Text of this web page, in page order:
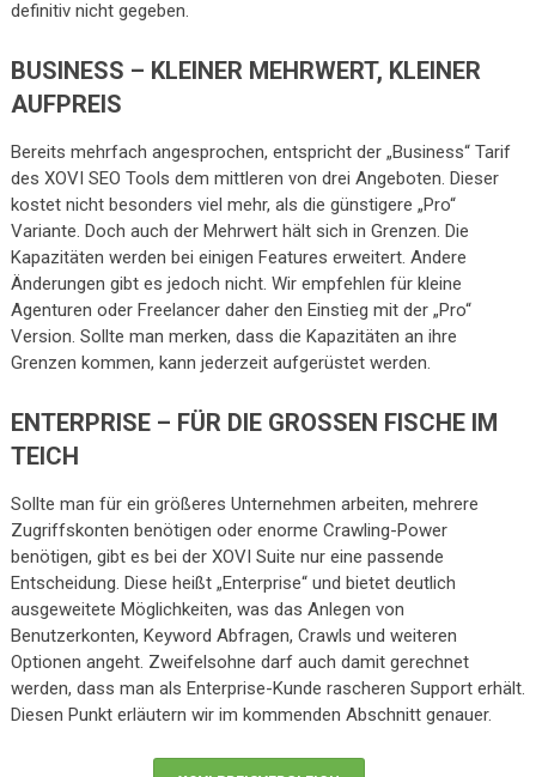
definitiv nicht gegeben.
BUSINESS – KLEINER MEHRWERT, KLEINER
AUFPREIS
Bereits mehrfach angesprochen, entspricht der „Business“ Tarif
des XOVI SEO Tools dem mittleren von drei Angeboten. Dieser
kostet nicht besonders viel mehr, als die günstigere „Pro“
Variante. Doch auch der Mehrwert hält sich in Grenzen. Die
Kapazitäten werden bei einigen Features erweitert. Andere
Änderungen gibt es jedoch nicht. Wir empfehlen für kleine
Agenturen oder Freelancer daher den Einstieg mit der „Pro“
Version. Sollte man merken, dass die Kapazitäten an ihre
Grenzen kommen, kann jederzeit aufgerüstet werden.
ENTERPRISE – FÜR DIE GROSSEN FISCHE IM T
EICH
Sollte man für ein größeres Unternehmen arbeiten, mehrere
Zugriffskonten benötigen oder enorme Crawling-Power
benötigen, gibt es bei der XOVI Suite nur eine passende
Entscheidung. Diese heißt „Enterprise“ und bietet deutlich
ausgeweitete Möglichkeiten, was das Anlegen von
Benutzerkonten, Keyword Abfragen, Crawls und weiteren
Optionen angeht. Zweifelsohne darf auch damit gerechnet
werden, dass man als Enterprise-Kunde rascheren Support erhält.
Diesen Punkt erläutern wir im kommenden Abschnitt genauer.